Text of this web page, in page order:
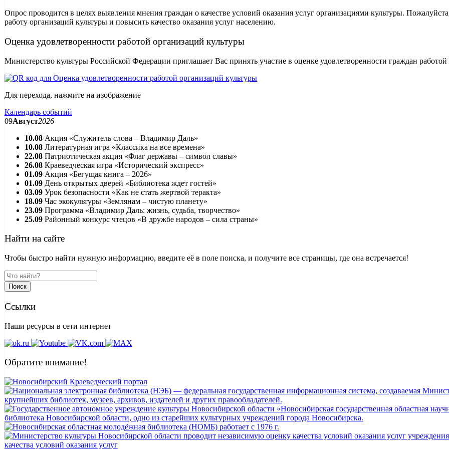
Опрос проводится в целях выявления мнения граждан о качестве условий оказания услуг организациями культуры.
работу организаций культуры и повысить качество оказания услуг населению.
Оценка удовлетворенности работой организаций культуры
Министерство культуры Российской Федерации приглашает Вас принять участие в оценке удовлетворенности граждан
Для перехода, нажмите на изображение
Календарь событий
09Август2026
10.08 Акция «Служитель слова – Владимир Даль»
10.08 Литературная игра «Классика на все времена»
22.08 Патриотическая акция «Флаг державы – символ славы»
26.08 Краеведческая игра «Исторический экспресс»
01.09 Акция «Бегущая книга – 2026»
01.09 День открытых дверей «Библиотека ждет гостей»
03.09 Урок безопасности «Как не стать жертвой теракта»
18.09 Час экокультуры «Землянам – чистую планету»
23.09 Программа «Владимир Даль: жизнь, судьба, творчество»
25.09 Районный конкурс чтецов «В дружбе народов – сила страны»
Найти на сайте
Чтобы быстро найти нужную информацию, введите её в поле поиска, и получите все страницы, где она встречается!
Поиск
Ссылки
Наши ресурсы в сети интернет
Обратите внимание!